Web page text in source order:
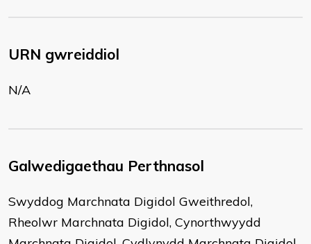
URN gwreiddiol
N/A
Galwedigaethau Perthnasol
Swyddog Marchnata Digidol Gweithredol,
Rheolwr Marchnata Digidol, Cynorthwyydd